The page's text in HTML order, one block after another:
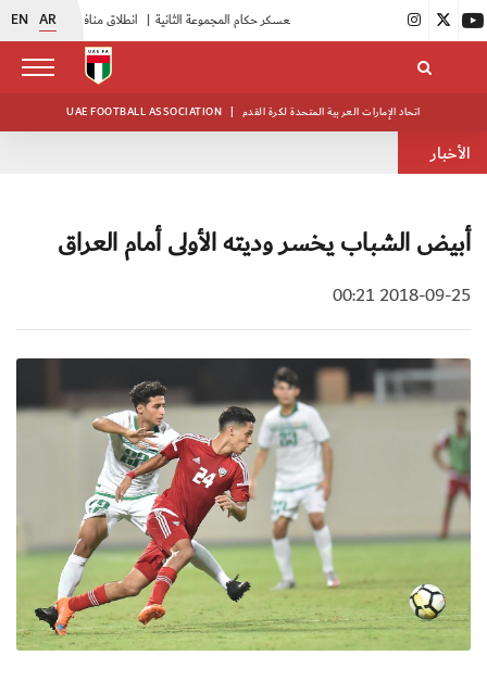
EN AR انطلاق منافسات بطولة النخبة لحرس الرئاسة |
UAE FOOTBALL ASSOCIATION | اتحاد الإمارات العربية المتحدة لكرة القدم
الأخبار
أبيض الشباب يخسر وديته الأولى أمام العراق
2018-09-25 00:21